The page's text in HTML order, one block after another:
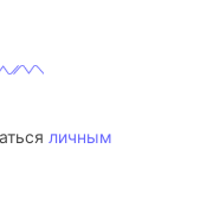
личным